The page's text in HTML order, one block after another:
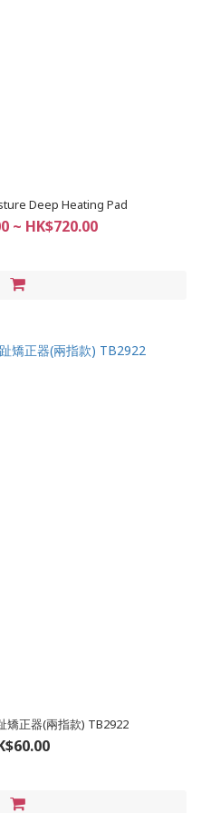
Deep Heating Pad
~ HK$720.00
矯正器(兩指款) TB2922